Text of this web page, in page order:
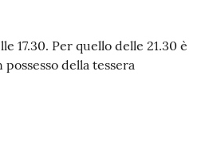
17.30. Per quello delle 21.30 è
della tessera